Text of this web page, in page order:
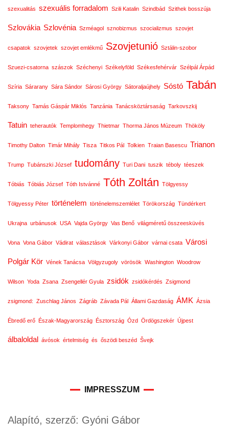
szexualitás szexuális forradalom Szili Katalin Szindbád Szithek bosszúja
Szlovákia Szlovénia Szméagol sznobizmus szocializmus szovjet
csapatok szovjetek szovjet emlékmű Szovjetunió Sztálin-szobor
Szuezi-csatorna szászok Széchenyi Székelyföld Székesfehérvár Szélpál Árpád
Szíria Sárarany Sára Sándor Sárosi György Sátoraljaújhely Sóstó Tabán
Taksony Tamás Gáspár Miklós Tanzánia Tanácsköztársaság Tarkovszkij
Tatuin teherautók Templomhegy Thietmar Thorma János Múzeum Thököly
Timothy Dalton Timár Mihály Tisza Titkos Pál Tolkien Traian Basescu Trianon
Trump Tubánszki József tudomány Turi Dani tuszik téboly téeszek
Tóbiás Tóbiás József Tóth Istvánné Tóth Zoltán Tölgyessy
Tölgyessy Péter történelem történelemszemlélet Törökország Tündérkert
Ukrajna urbánusok USA Vajda György Vas Benő világméretű összeesküvés
Vona Vona Gábor Vádirat választások Várkonyi Gábor várnai csata Városi
Polgár Kör Vének Tanácsa Völgyzugoly vörösök Washington Woodrow
Wilson Yoda Zsana Zsengellér Gyula zsidók zsidókérdés Zsigmond
zsigmond: Zuschlag János Zágráb Závada Pál Állami Gazdaság ÁMK Ázsia
Ébredő erő Észak-Magyarország Észtország Ózd Ördögszekér Újpest
álbaloldal ávósok értelmiség és őszödi beszéd Švejk
IMPRESSZUM
Alapító, szerző: Gyóni Gábor